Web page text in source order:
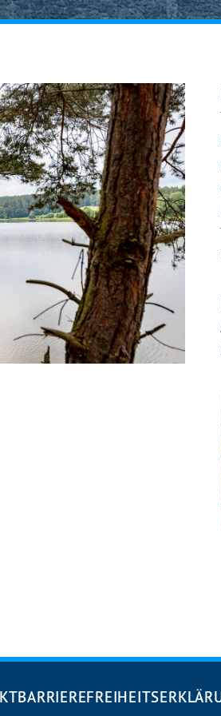
los!
möchten wir moderne
Einige sind essenziell,
Erlebnis zu verbessern.
Datenschutz